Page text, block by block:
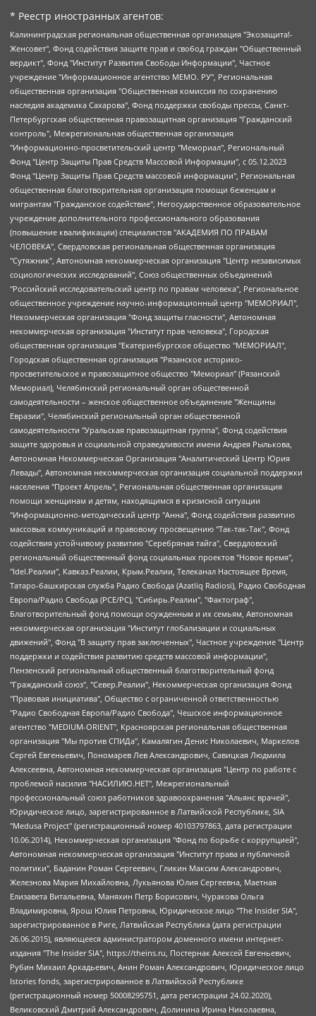
* Реестр иностранных агентов:
Калининградская региональная общественная организация "Экозащита!-Женсовет", Фонд содействия защите прав и свобод граждан "Общественный вердикт", Фонд "Институт Развития Свободы Информации", Частное учреждение "Информационное агентство МЕМО. РУ", Региональная общественная организация "Общественная комиссия по сохранению наследия академика Сахарова", Фонд поддержки свободы прессы, Санкт-Петербургская общественная правозащитная организация "Гражданский контроль", Межрегиональная общественная организация "Информационно-просветительский центр "Мемориал", Региональный Фонд "Центр Защиты Прав Средств Массовой Информации", с 05.12.2023 Фонд "Центр Защиты Прав Средств массовой информации", Региональная общественная благотворительная организация помощи беженцам и мигрантам "Гражданское содействие", Негосударственное образовательное учреждение дополнительного профессионального образования (повышение квалификации) специалистов "АКАДЕМИЯ ПО ПРАВАМ ЧЕЛОВЕКА", Свердловская региональная общественная организация "Сутяжник", Автономная некоммерческая организация "Центр независимых социологических исследований", Союз общественных объединений "Российский исследовательский центр по правам человека", Региональное общественное учреждение научно-информационный центр "МЕМОРИАЛ", Некоммерческая организация "Фонд защиты гласности", Автономная некоммерческая организация "Институт прав человека", Городская общественная организация "Екатеринбургское общество "МЕМОРИАЛ", Городская общественная организация "Рязанское историко-просветительское и правозащитное общество "Мемориал" (Рязанский Мемориал), Челябинский региональный орган общественной самодеятельности – женское общественное объединение "Женщины Евразии", Челябинский региональный орган общественной самодеятельности "Уральская правозащитная группа", Фонд содействия защите здоровья и социальной справедливости имени Андрея Рылькова, Автономная Некоммерческая Организация "Аналитический Центр Юрия Левады", Автономная некоммерческая организация социальной поддержки населения "Проект Апрель", Региональная общественная организация помощи женщинам и детям, находящимся в кризисной ситуации "Информационно-методический центр "Анна", Фонд содействия развитию массовых коммуникаций и правовому просвещению "Так-так-Так", Фонд содействия устойчивому развитию "Серебряная тайга", Свердловский региональный общественный фонд социальных проектов "Новое время", "Idel.Реалии", Кавказ.Реалии, Крым.Реалии, Телеканал Настоящее Время, Татаро-башкирская служба Радио Свобода (Azatliq Radiosi), Радио Свободная Европа/Радио Свобода (PCE/PC), "Сибирь.Реалии", "Фактограф", Благотворительный фонд помощи осужденным и их семьям, Автономная некоммерческая организация "Институт глобализации и социальных движений", Фонд "В защиту прав заключенных", Частное учреждение "Центр поддержки и содействия развитию средств массовой информации", Пензенский региональный общественный благотворительный фонд "Гражданский союз", "Север.Реалии", Некоммерческая организация Фонд "Правовая инициатива", Общество с ограниченной ответственностью "Радио Свободная Европа/Радио Свобода", Чешское информационное агентство "MEDIUM-ORIENT", Красноярская региональная общественная организация "Мы против СПИДа", Камалягин Денис Николаевич, Маркелов Сергей Евгеньевич, Пономарев Лев Александрович, Савицкая Людмила Алексеевна, Автономная некоммерческая организация "Центр по работе с проблемой насилия "НАСИЛИЮ.НЕТ", Межрегиональный профессиональный союз работников здравоохранения "Альянс врачей", Юридическое лицо, зарегистрированное в Латвийской Республике, SIA "Medusa Project" (регистрационный номер 40103797863, дата регистрации 10.06.2014), Некоммерческая организация "Фонд по борьбе с коррупцией", Автономная некоммерческая организация "Институт права и публичной политики", Баданин Роман Сергеевич, Гликин Максим Александрович, Железнова Мария Михайловна, Лукьянова Юлия Сергеевна, Маетная Елизавета Витальевна, Маняхин Петр Борисович, Чуракова Ольга Владимировна, Ярош Юлия Петровна, Юридическое лицо "The Insider SIA", зарегистрированное в Риге, Латвийская Республика (дата регистрации 26.06.2015), являющееся администратором доменного имени интернет-издания "The Insider SIA", https://theins.ru, Постернак Алексей Евгеньевич, Рубин Михаил Аркадьевич, Анин Роман Александрович, Юридическое лицо Istories fonds, зарегистрированное в Латвийской Республике (регистрационный номер 50008295751, дата регистрации 24.02.2020), Великовский Дмитрий Александрович, Долинина Ирина Николаевна, Мароховская Алеся Алексеевна, Шлейнов Роман Юрьевич, Шмагун Олеся Валентиновна, Общество с ограниченной ответственностью "Альтаир 2021", Общество с ограниченной ответственностью "Вега 2021", Общество с ограниченной ответственностью "Главный редактор 2021", Общество с ограниченной ответственностью "Ромашки монолит", Важенков Артем Валерьевич, Ивановская областная общественная организация "Центр гендерных исследований", Гурман Юрий Альбертович, Медиапроект "ОВД-Инфо", Егоров Владимир Владимирович, Жилинский Владимир Александрович, Общество с ограниченной ответственностью "ЗП", Иванова София Юрьевна, Карезина Инна Павловна, Кильтау Екатерина Викторовна, Петров Алексей Викторович, Пискунов Сергей Евгеньевич, Смирнов Сергей Сергеевич, Тихонов Михаил Сергеевич, Общество с ограниченной ответственностью "ЖУРНАЛИСТ-ИНОСТРАННЫЙ АГЕНТ", Арапова Галина Юрьевна, Вольтская Татьяна Анатольевна, Американская компания "Mason G.E.S. Anonymous Foundation" (США), являющаяся владельцем интернет-издания https://mnews.world/, Компания "Stichting Bellingcat", зарегистрированная в Нидерландах (дата регистрации 11.07.2018), Захаров Андрей Вячеславович, Клепиковская Екатерина Дмитриевна, Общество с ограниченной ответственностью "МЕМО", Перл Роман Александрович, Симонов Евгений Алексеевич, Соловьева Елена Анатольевна, Сотников Даниил Владимирович, Сурначева Елизавета Дмитриевна, Автономная некоммерческая организация по защите прав человека и информированию населения "Якутия – Наше Мнение", Общество с ограниченной ответственностью "Москоу диджитал медиа", с 26.01.2023 Общество с ограниченной ответственностью "Чайка Белые сады", Ветошкина Валерия Валерьевна, Заговора Максим Александрович, Межрегиональное общественное движение "Российская ЛГБТ - сеть", Оленичев Максим Владимирович, Павлов Иван Юрьевич, Скворцова Елена Сергеевна, Общество с ограниченной ответственностью "Как бы инагент", Кочетков Игорь Викторович, Общество с ограниченной ответственностью "Честные выборы", Еланчик Олег Александрович, Общество с ограниченной ответственностью "Нобелевский призыв", Гималова Регина Эмилевна, Григорьев Андрей Валерьевич, Григорьева Алина Александровна, Ассоциация по содействию защите прав призывников, альтернативнослужащих и военнослужащих "Правозащитная группа "Гражданин.Армия.Право", Хисамова Регина Фаритовна, Автономная некоммерческая организация по реализации социально-правовых программ "Лилит", Дальневосточное общественное движение "Маяк", Санкт-Петербургская ЛГБТ-инициативная группа "Выход", Инициативная группа ЛГБТ+ "Реверс", Алексеев Андрей Викторович, Бекбулатова Таисия Львовна, Беляев Иван Михайлович, Владыкина Елена Сергеевна, Гельман Марат Александрович, Никульшина Вероника Юрьевна, Толоконникова Надежда Андреевна, Шендерович Виктор Анатольевич, Общество с ограниченной ответственностью "Данное сообщение", Общество с ограниченной ответственностью Издательский дом "Новая глава", Айнбиндер Александра Александровна, Московский комьюнити-центр для ЛГБТ+инициатив, Благотворительный фонд развития филантропии, Deutsche Welle (Германия, Kurt-Schumacher-Strasse 3, 53113 Bonn), Борзунова Мария Михайловна, Воробьев Виктор Викторович, Голубева Анна Львовна, Константинова Алла Михайловна, Малкова Ирина Владимировна, Мурадов Мурад Абдулгалимович, Осетинская Елизавета Николаевна, Понасенков Евгений Николаевич, Ганапольский Матвей Юрьевич, Киселев Евгений Алексеевич, Борухович Ирина Григорьевна, Дремин Иван Тимофеевич, Дубровский Дмитрий Викторович, Красноярская региональная общественная организация поддержки и развития альтернативных образовательных технологий и межкультурных коммуникаций "ИНТЕРРА", Маяковская Екатерина Алексеевна, Фейгин Марк Захарович, Филимонов Андрей Викторович, Дзугкоева Регина Николаевна, Доброхотов Роман Александрович, Дудь Юрий Александрович, Елкин Сергей Владимирович, Кругликов Кирилл Игоревич, Сабунаева Мария Леонидовна, Семенов Алексей Владимирович, Шаинян Карен Багратович, Шульман Екатерина Михайловна, Асафьев Артур Валерьевич, Вахштайн Виктор Семенович, Венедиктов Алексей Алексеевич, Лушникова Екатерина Евгеньевна, Волков Леонид Михайлович, Невзоров Александр Глебович, Пархоменко Сергей Борисович, Сироткин Ярослав Николаевич, Кара-Мурза Владимир Владимирович, Баранова Наталья Владимировна, Гозман Леонид Яковлевич, Кагарлицкий Борис Юльевич, Климарев Михаил Валерьевич, Милов Владимир Станиславович, Автономная некоммерческая организация Краснодарский центр современного искусства "Типография", Моргенштерн Алишер Тагирович, Соболь Любовь Эдуардовна, Общество с ограниченной ответственностью "ЛИЗА НОРМ", Каспаров Гарри Кимович, Ходорковский Михаил Борисович, Общество с ограниченной ответственностью "Апрельские тезисы", Данилович Ирина Брониславовна, Кашин Олег Владимирович, Петров Николай Владимирович, Пивоваров Алексей Владимирович, Соколов Михаил Владимирович, Цветкова Юлия Владимировна, Чичваркин Евгений Александрович, Комитет против пыток/Команда против пыток, Общество с ограниченной ответственностью "Первый научный", Общество с ограниченной ответственностью "Вертолет и ко", Белоцерковская Вероника Борисовна, Кац Максим Евгеньевич, Лазарева Татьяна Юрьевна, Шаведдинов Руслан Табризович, Яшин Илья Валерьевич, Общество с ограниченной ответственностью "Иноагент ААВ", Алешковский Дмитрий Петрович, Альбац Евгения Марковна, Быков Дмитрий Львович, Галямина Юлия Евгеньевна, Лойко Сергей Леонидович, Мартынов Кирилл Константинович, Медведев Сергей Александрович, Крашенинников Федор Геннадиевич, Гордеева Катерина Вл